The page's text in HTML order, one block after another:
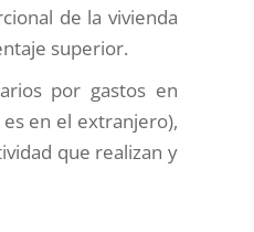
de la vivienda
superior.
por gastos en
en el extranjero),
que realizan y